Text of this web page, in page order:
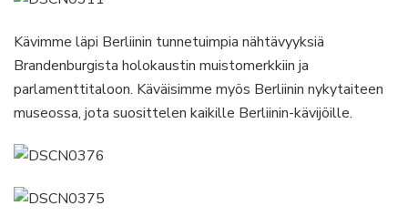
Kävimme läpi Berliinin tunnetuimpia nähtävyyksiä
Brandenburgista holokaustin muistomerkkiin ja
parlamenttitaloon. Käväisimme myös Berliinin nykytaiteen
museossa, jota suosittelen kaikille Berliinin-kävijöille.